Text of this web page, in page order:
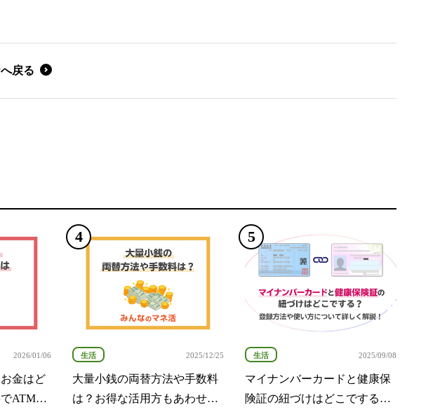
戻る
2026/01/06
金はど
ATMに
生活 2025/12/25
大量小銭の両替方法や手数料
は？お得な活用方もあわせて
生活 2025/09/08
マイナンバーカードと健康保
険証の紐づけはどこでする？